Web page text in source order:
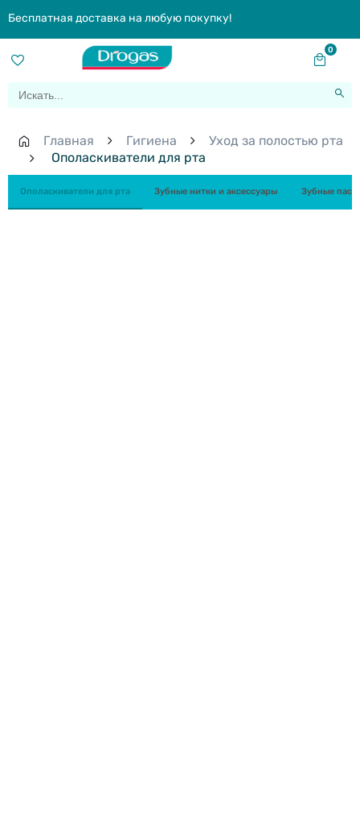
Бесплатная доставка на любую покупку!
0
Главная Гигиена
Уход за полостью рта
Ополаскиватели для рта
Ополаскиватели для рта Зубные нитки и аксессуары Зубные